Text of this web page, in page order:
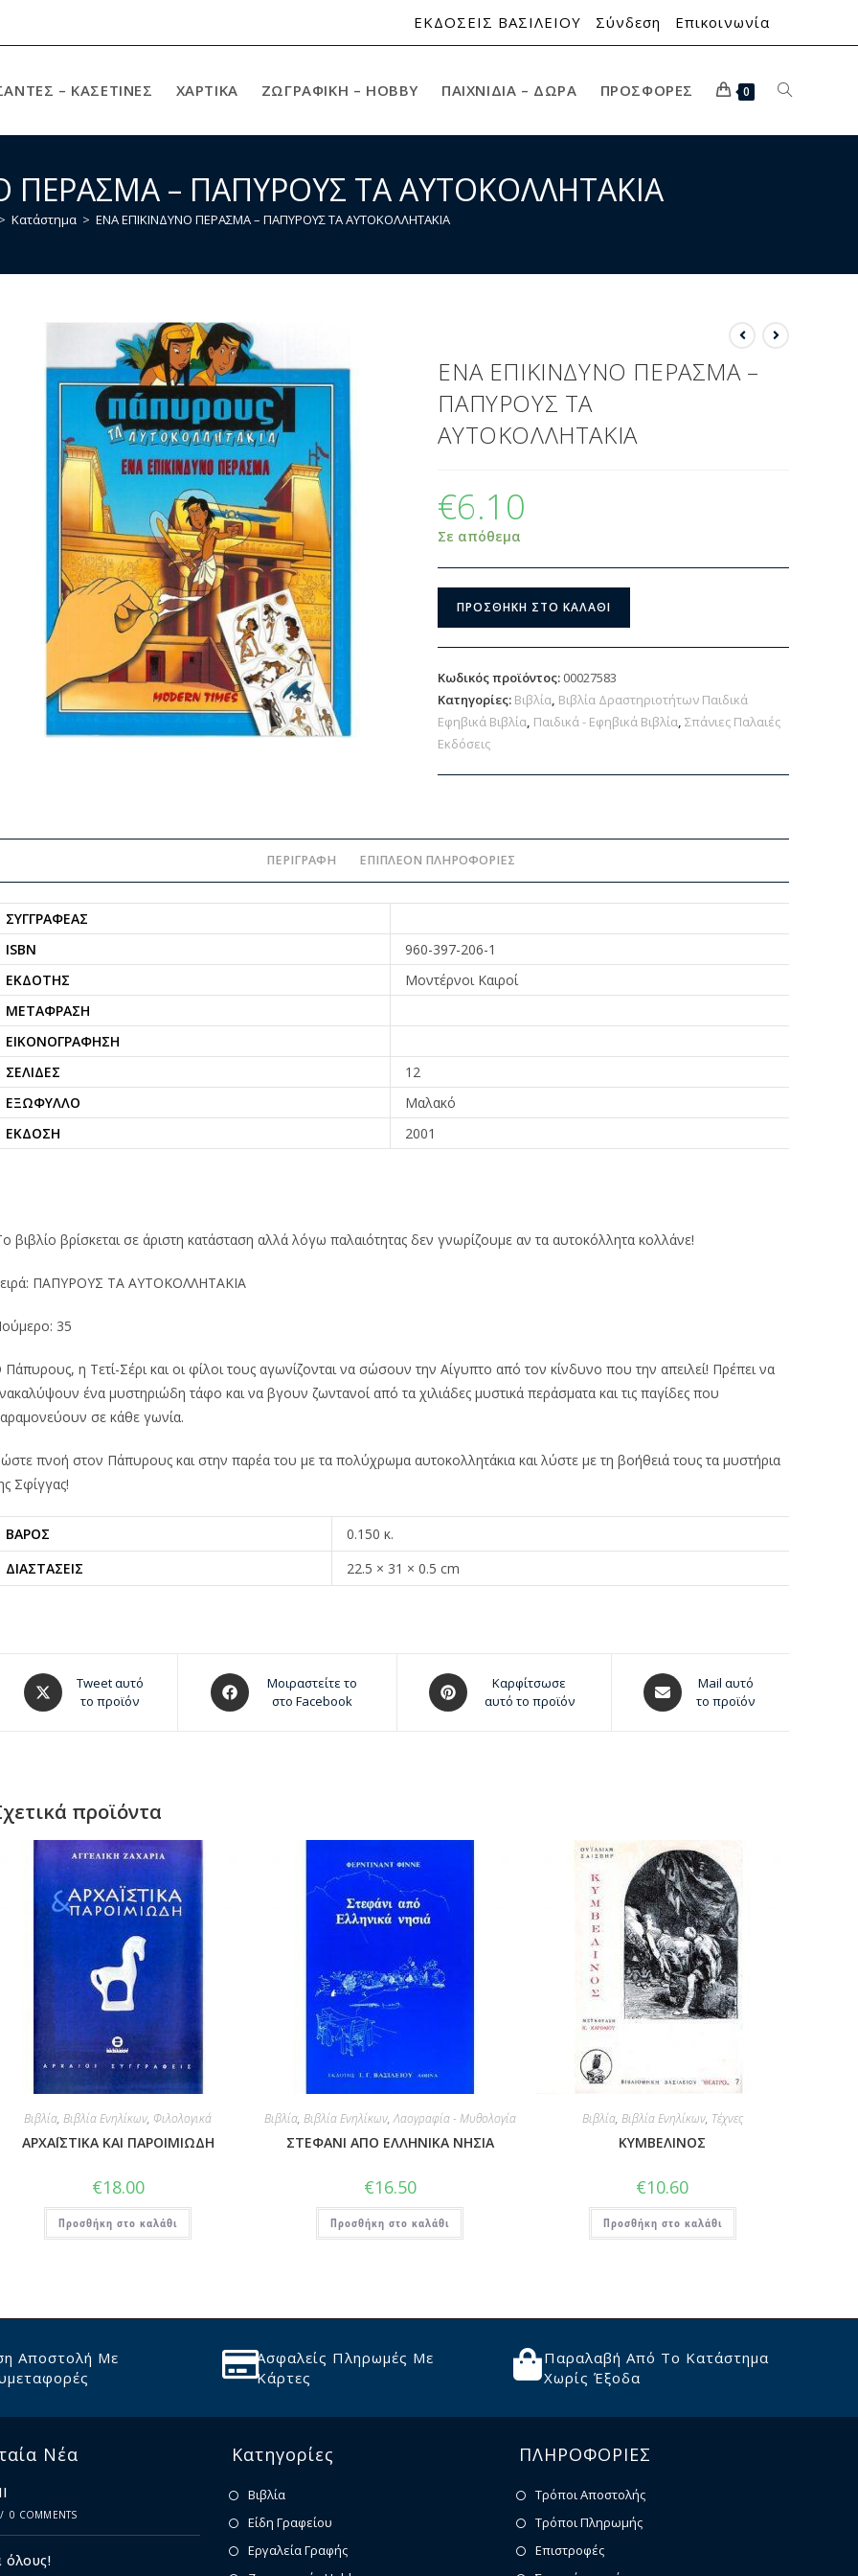
ΕΚΔΟΣΕΙΣ ΒΑΣΙΛΕΙΟΥ Σύνδεση Επικοινωνία
– ΚΑΣΕΤΙΝΕΣ ΧΑΡΤΙΚΆ ΖΩΓΡΑΦΙΚΉ – HOBBY ΠΑΙΧΝΊΔΙΑ – ΔΏΡΑ ΠΡΟΣΦΟΡΈΣ 0
ΠΕΡΑΣΜΑ – ΠΑΠΥΡΟΥΣ ΤΑ ΑΥΤΟΚΟΛΛΗΤΑΚΙΑ
> Κατάστημα > ΕΝΑ ΕΠΙΚΙΝΔΥΝΟ ΠΕΡΑΣΜΑ – ΠΑΠΥΡΟΥΣ ΤΑ ΑΥΤΟΚΟΛΛΗΤΑΚΙΑ
ΕΝΑ ΕΠΙΚΙΝΔΥΝΟ ΠΕΡΑΣΜΑ –
ΠΑΠΥΡΟΥΣ ΤΑ
ΑΥΤΟΚΟΛΛΗΤΑΚΙΑ
€6.10
Σε απόθεμα
ΠΡΟΣΘΉΚΗ ΣΤΟ ΚΑΛΆΘΙ
Κωδικός προϊόντος: 00027583
Κατηγορίες: Βιβλία, Βιβλία Δραστηριοτήτων Παιδικά
Εφηβικά Βιβλία, Παιδικά - Εφηβικά Βιβλία,Σπάνιες Παλαιές
Εκδόσεις
ΠΕΡΙΓΡΑΦΉ ΕΠΙΠΛΈΟΝ ΠΛΗΡΟΦΟΡΊΕΣ
ΣΥΓΓΡΑΦΈΑΣ
ISBN
960-397-206-1
ΕΚΔΌΤΗΣ
Μοντέρνοι Καιροί
ΜΕΤΆΦΡΑΣΗ
ΕΙΚΟΝΟΓΡΆΦΗΣΗ
ΣΕΛΊΔΕΣ
12
ΕΞΏΦΥΛΛΟ
Μαλακό
ΈΚΔΟΣΗ
2001
βιβλίο βρίσκεται σε άριστη κατάσταση αλλά λόγω παλαιότητας δεν γνωρίζουμε αν τα αυτοκόλλητα κολλάνε!
ΠΑΠΥΡΟΥΣ ΤΑ ΑΥΤΟΚΟΛΛΗΤΑΚΙΑ
35
η Τετί-Σέρι και οι φίλοι τους αγωνίζονται να σώσουν την Αίγυπτο από τον κίνδυνο που την απειλεί! Πρέπει να
ένα μυστηριώδη τάφο και να βγουν ζωντανοί από τα χιλιάδες μυστικά περάσματα και τις παγίδες που
σε κάθε γωνία.
πνοή στον Πάπυρους και στην παρέα του με τα πολύχρωμα αυτοκολλητάκια και λύστε με τη βοήθειά τους τα μυστήρια
Σφίγγας!
ΒΆΡΟΣ
0.150 κ.
ΔΙΑΣΤΆΣΕΙΣ
22.5 × 31 × 0.5 cm
Tweet αυτό
το προϊόν
Μοιραστείτε το
στο Facebook
Καρφίτσωσε
αυτό το προϊόν
Mail αυτό
το προϊόν
προϊόντα
Βιβλία,Βιβλία Ενηλίκων, Φιλολογικά
ΑΡΧΑΪΣΤΙΚΑ ΚΑΙ ΠΑΡΟΙΜΙΩΔΗ
€18.00
Προσθήκη στο καλάθι
Βιβλία, Βιβλία Ενηλίκων,Λαογραφία - Μυθολογία
ΣΤΕΦΑΝΙ ΑΠΟ ΕΛΛΗΝΙΚΑ ΝΗΣΙΑ
€16.50
Προσθήκη στο καλάθι
Βιβλία, Βιβλία Ενηλίκων, Τέχνες
ΚΥΜΒΕΛΙΝΟΣ
€10.60
Προσθήκη στο καλάθι
Αποστολή Με
Ασφαλείς Πληρωμές Με
Κάρτες
Παραλαβή Από Το Κατάστημα
Χωρίς Έξοδα
Νέα
/ 0 COMMENTS
όλους!
Κατηγορίες
Βιβλία
Είδη Γραφείου
Εργαλεία Γραφής
ΠΛΗΡΟΦΟΡΙΕΣ
Τρόποι Αποστολής
Τρόποι Πληρωμής
Επιστροφές